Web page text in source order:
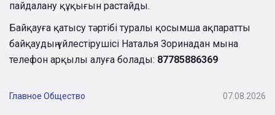
пайдалану құқығын растайды.
Байқауға қатысу тәртібі туралы қосымша ақпаратты
байқаудың үйлестірушісі Наталья Зоринадан мына
телефон арқылы алуға болады: 87785886369
Главное Общество 07.08.2026